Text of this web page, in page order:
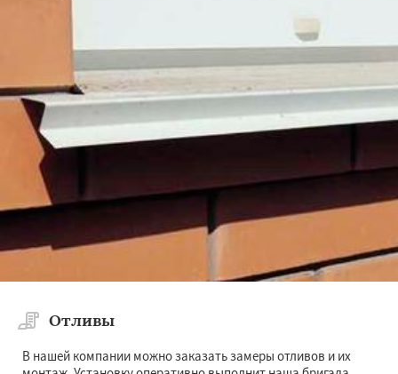
Отливы
В нашей компании можно заказать замеры отливов и их